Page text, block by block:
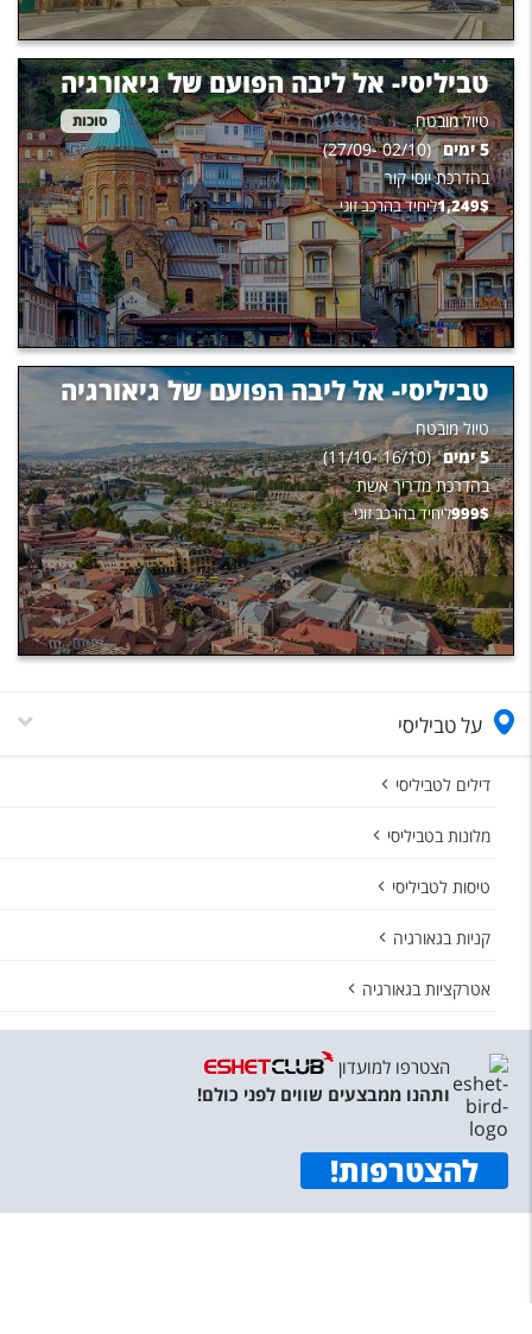
טביליסי- אל ליבה הפועם של גיאורגיה
טיול מובטח סוכות
5ימים (
02/10
-
27/09
)
בהדרכת יוסי קור
1,249$ ליחיד בהרכב זוגי
טביליסי- אל ליבה הפועם של גיאורגיה
טיול מובטח
5ימים (
16/10
-
11/10
)
בהדרכת מדריך אשת
999$ ליחיד בהרכב זוגי
על טביליסי
דילים לטביליסי
מלונות בטביליסי
טיסות לטביליסי
קניות בגאורגיה
אטרקציות בגאורגיה
הצטרפו למועדון
ותהנו ממבצעים שווים לפני כולם!
להצטרפות!